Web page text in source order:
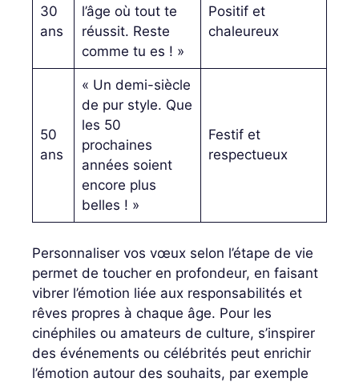
30
ans
l’âge où tout te
réussit. Reste
comme tu es ! »
Positif et
chaleureux
50
ans
« Un demi-siècle
de pur style. Que
les 50
prochaines
années soient
encore plus
belles ! »
Festif et
respectueux
Personnaliser vos vœux selon l’étape de vie
permet de toucher en profondeur, en faisant
vibrer l’émotion liée aux responsabilités et
rêves propres à chaque âge. Pour les
cinéphiles ou amateurs de culture, s’inspirer
des événements ou célébrités peut enrichir
l’émotion autour des souhaits, par exemple